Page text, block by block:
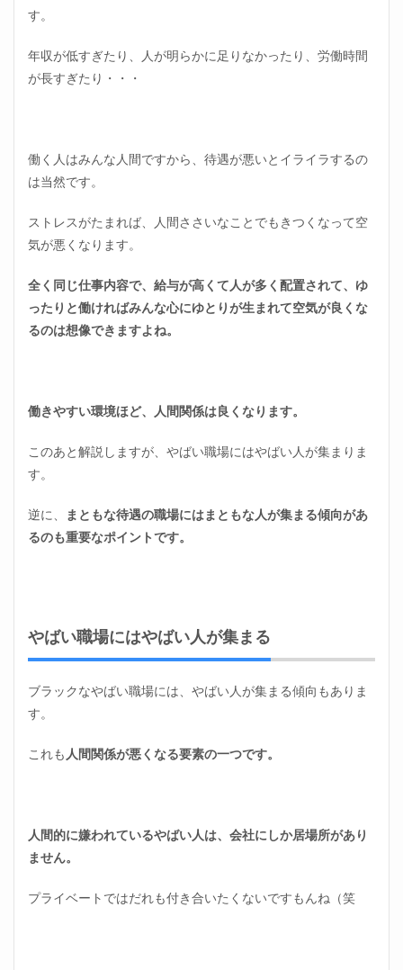
す。
年収が低すぎたり、人が明らかに足りなかったり、労働時間
が長すぎたり・・・
働く人はみんな人間ですから、待遇が悪いとイライラするの
は当然です。
ストレスがたまれば、人間ささいなことでもきつくなって空
気が悪くなります。
全く同じ仕事内容で、給与が高くて人が多く配置されて、ゆ
ったりと働ければみんな心にゆとりが生まれて空気が良くな
るのは想像できますよね。
働きやすい環境ほど、人間関係は良くなります。
このあと解説しますが、やばい職場にはやばい人が集まりま
す。
逆に、
まともな待遇の職場にはまともな人が集まる傾向があ
るのも重要なポイントです。
やばい職場にはやばい人が集まる
ブラックなやばい職場には、やばい人が集まる傾向もありま
す。
これも 人間関係が悪くなる要素の一つです。
人間的に嫌われているやばい人は、会社にしか居場所があり
ません。
プライベートではだれも付き合いたくないですもんね（笑